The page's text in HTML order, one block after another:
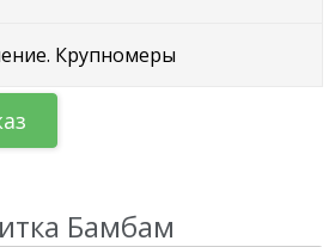
Крупномеры
Бамбам